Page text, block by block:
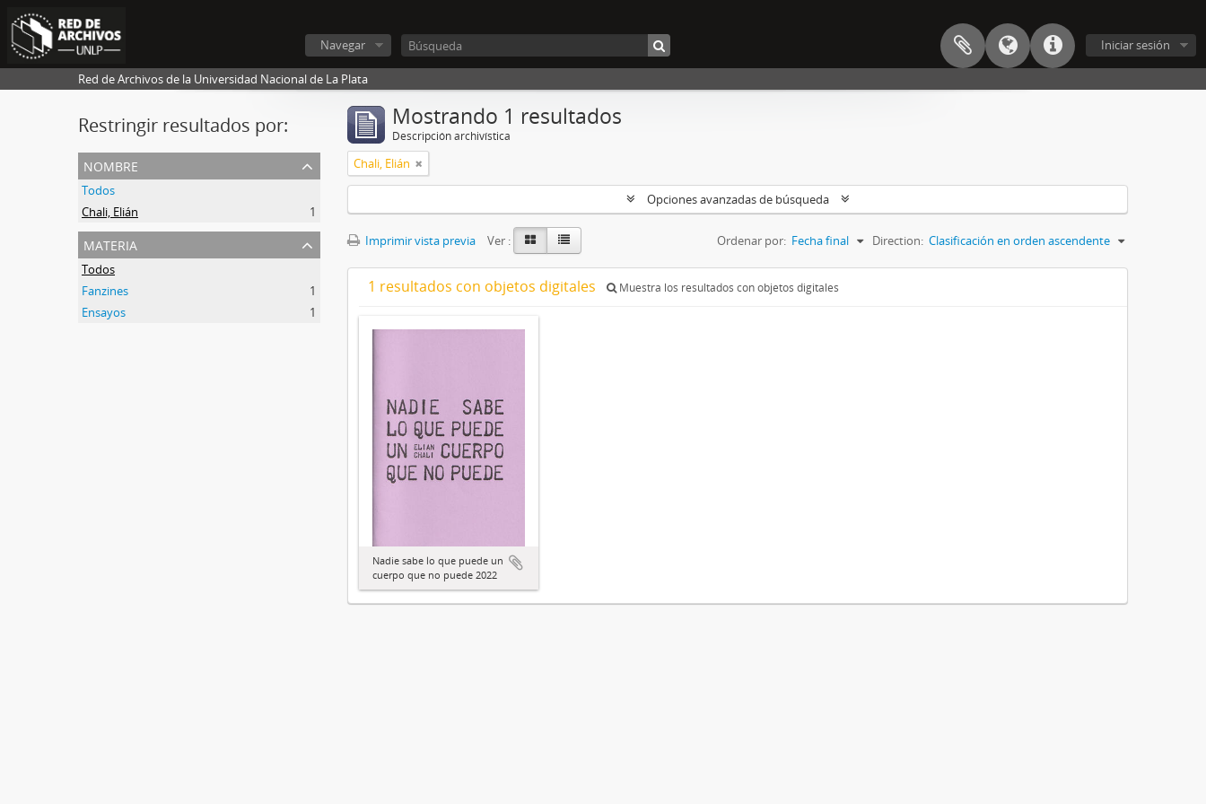
Iniciar sesión
Navegar
Red de Archivos de la Universidad Nacional de La Plata
Restringir resultados por:
nombre
Todos
Chali, Elián
1
materia
Todos
Fanzines
1
Ensayos
1
Mostrando 1 resultados
Descripción archivística
Chali, Elián
Opciones avanzadas de búsqueda
Imprimir vista previa Ver : Ordenar por: Fecha final Direction: Clasificación en orden ascendente
1 resultados con objetos digitales Muestra los resultados con objetos digitales
Nadie sabe lo que puede un
cuerpo que no puede 2022